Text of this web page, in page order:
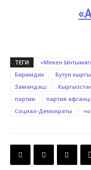
ТЕГИ «Мекен
Биримдик
Бутун
Замандаш
партии
партия
Социал-Демократы